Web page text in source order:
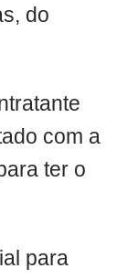
do
com a
ter o
para